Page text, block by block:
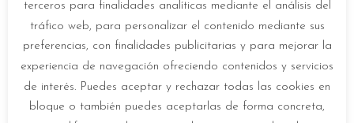
entre dans l’encochedu support de plafond.
De cette façon, le ventilateur sera parfaitement
fixé.
Une fois le ventilateur fixé au plafond,
terceros para finalidades analíticas mediante el análisis del
tráfico web, para personalizar el contenido mediante sus
preferencias, con finalidades publicitarias y para mejorar la
experiencia de navegación ofreciendo contenidos y servicios
de interés. Puedes aceptar y rechazar todas las cookies en
bloque o también puedes aceptarlas de forma concreta,